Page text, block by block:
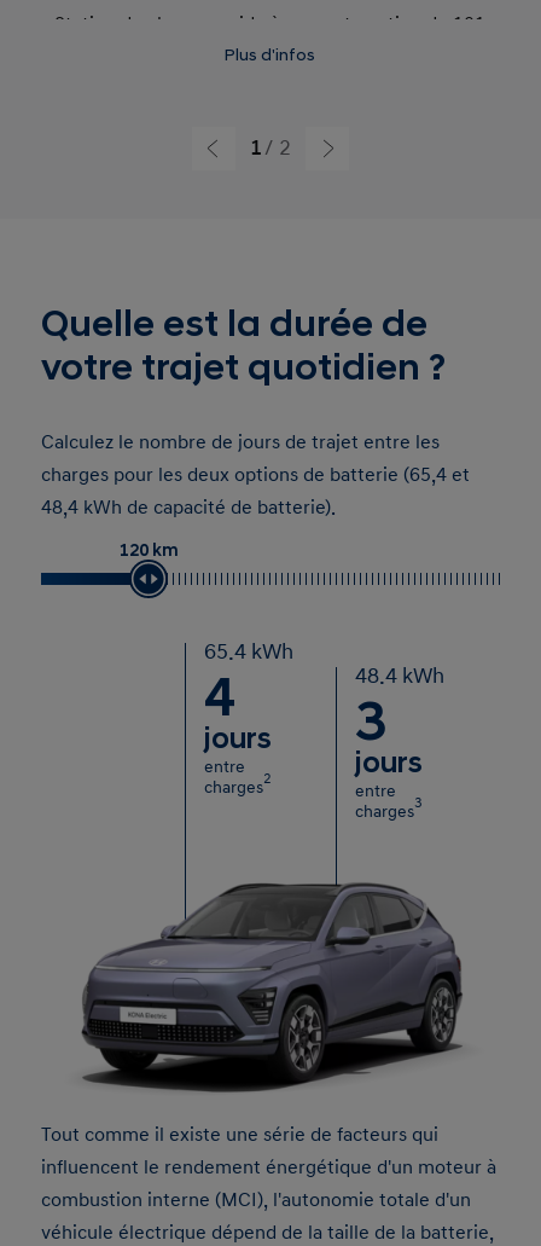
Station de charge rapide à courant continu de 101
kW : Temps de charge 43 min de 10 à 80%.
de charge : 162 km.
Plus d'infos
1 2
Quelle est la durée de
votre trajet quotidien ?
Calculez le nombre de jours de trajet entre les
charges pour les deux options de batterie (65,4 et
48,4 kWh de capacité de batterie).
120 km
65.4 kWh
4
jours
entre
charges2
48.4 kWh
3
jours
entre
charges3
Tout comme il existe une série de facteurs qui
influencent le rendement énergétique d'un moteur à
combustion interne (MCI), l'autonomie totale d'un
véhicule électrique dépend de la taille de la batterie,